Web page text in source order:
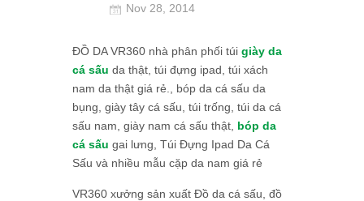
Nov 28, 2014
ĐỒ DA VR360 nhà phân phối túi giày da
cá sấu da thật, túi đựng ipad, túi xách
nam da thật giá rẻ., bóp da cá sấu da
bụng, giày tây cá sấu, túi trống, túi da cá
sấu nam, giày nam cá sấu thật, bóp da
cá sấu gai lưng, Túi Đựng Ipad Da Cá
Sấu và nhiều mẫu cặp da nam giá rẻ
VR360 xưởng sản xuất Đồ da cá sấu, đồ